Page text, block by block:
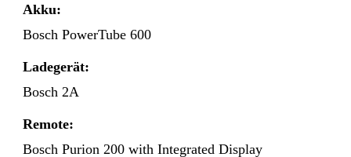
Akku:
Bosch PowerTube 600
Ladegerät:
Bosch 2A
Remote:
Bosch Purion 200 with Integrated Display